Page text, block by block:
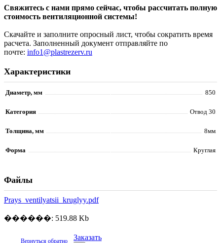
Свяжитесь с нами прямо сейчас, чтобы рассчитать полную
стоимость вентиляционной системы!
Скачайте и заполните опросный лист, чтобы сократить время
расчета. Заполненный документ отправляйте по
почте: info1@plastrezerv.ru
Характеристики
Диаметр, мм 850
Категория Отвод 30
Толщина, мм 8мм
Форма Круглая
Файлы
Prays_ventilyatsii_kruglyy.pdf
������: 519.88 Kb
Вернуться обратно Заказать